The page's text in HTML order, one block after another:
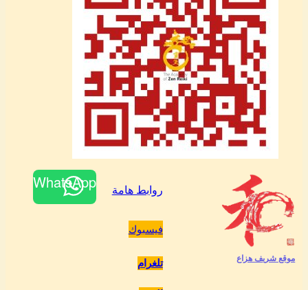
موقع شريف هزاع
روابط هامة
فيسبوك
تلغرام
WhatsApp